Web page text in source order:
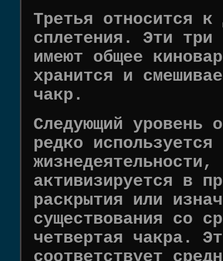
Третья относится к
сплетения. Эти три
имеют общее
хранится и
чакр.
Следующий уровень
редко
активизируется в
раскрытия или
существования со
четвертая чакра.
соответствует